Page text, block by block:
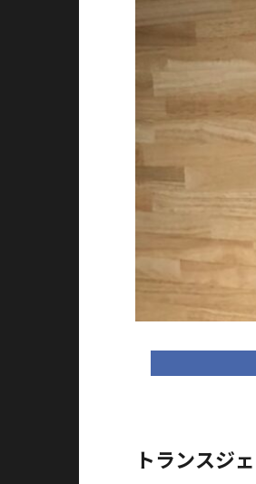
トランスジ